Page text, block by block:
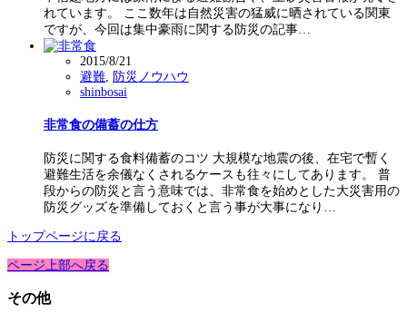
れています。 ここ数年は自然災害の猛威に晒されている関東
ですが、今回は集中豪雨に関する防災の記事…
2015/8/21
避難, 防災ノウハウ
shinbosai
非常食の備蓄の仕方
防災に関する食料備蓄のコツ 大規模な地震の後、在宅で暫く
避難生活を余儀なくされるケースも往々にしてあります。 普
段からの防災と言う意味では、非常食を始めとした大災害用の
防災グッズを準備しておくと言う事が大事になり…
トップページに戻る
ページ上部へ戻る
その他